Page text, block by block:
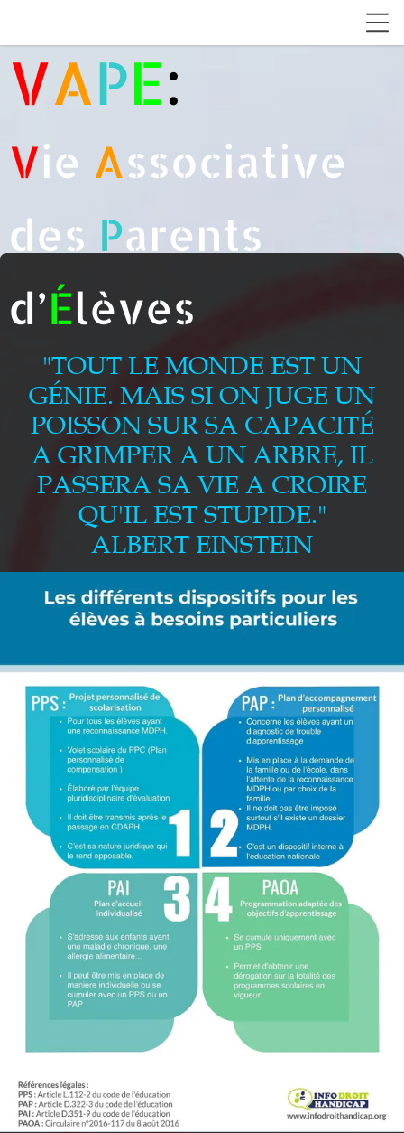
VAPE:
Vie Associative
des Parents
d’Élèves
"TOUT LE MONDE EST UN
GÉNIE. MAIS SI ON JUGE UN
POISSON SUR SA CAPACITÉ
A GRIMPER A UN ARBRE, IL
PASSERA SA VIE A CROIRE
QU'IL EST STUPIDE."
ALBERT EINSTEIN